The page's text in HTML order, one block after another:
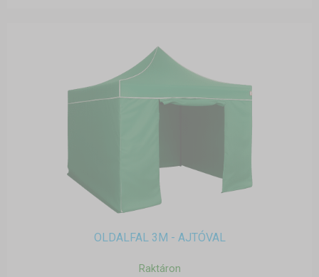
OLDALFAL 3M - AJTÓVAL
Raktáron